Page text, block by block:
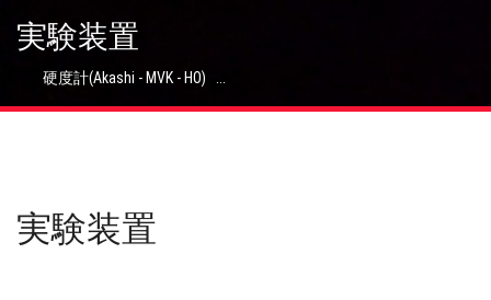
実験装置
硬度計(Akashi - MVK - HO) ...
実験装置